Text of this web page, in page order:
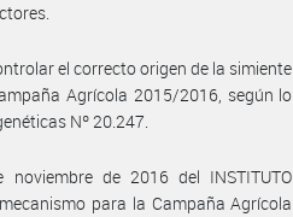
el correcto origen de la simiente
Agrícola 2015/2016, según lo
Nº 20.247.
de 2016 del INSTITUTO
para la Campaña Agrícola